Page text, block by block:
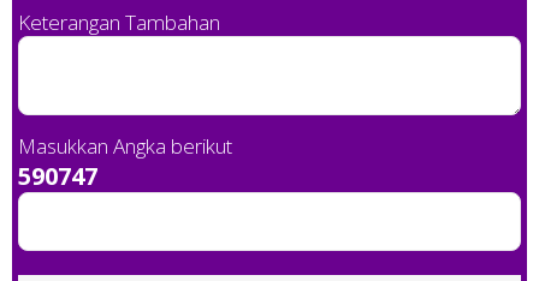
Keterangan Tambahan
Masukkan Angka berikut
590747